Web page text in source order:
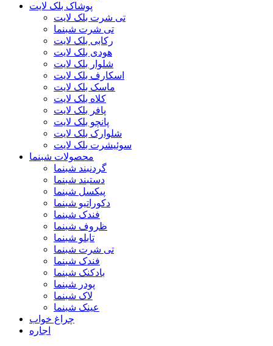
پوشاک بلک لایت
تی شرت بلک لایت
تی شرت شبنما
رکابی بلک لایت
هودی بلک لایت
شلوار بلک لایت
اسکارف بلک لایت
ماسک بلک لایت
کلاه بلک لایت
پافر بلک لایت
پانچو بلک لایت
شلوارک بلک لایت
سوئیشرت بلک لایت
محصولات شبنما
گردنبند شبنما
دستبند شبنما
پیکسل شبنما
دکوراتیو شبنما
فندک شبنما
ظروف شبنما
تابلو شبنما
تی شرت شبنما
فندک شبنما
بادکنک شبنما
پودر شبنما
لاک شبنما
عینک شبنما
چراغ خواب
اجاره